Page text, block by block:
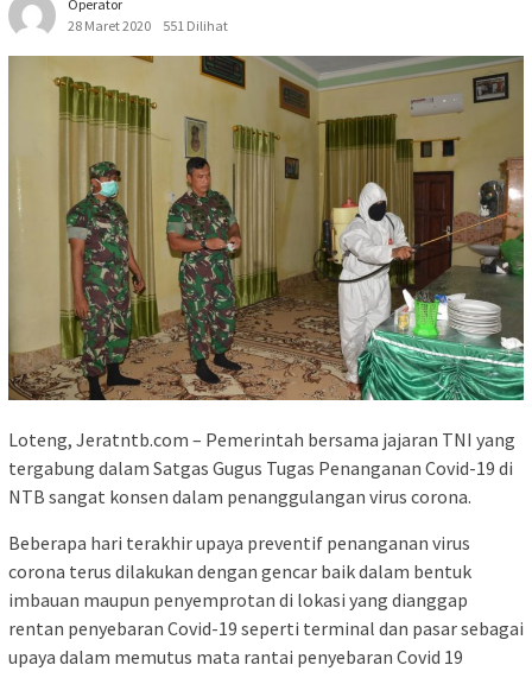
Operator
28 Maret 2020
551 Dilihat
Loteng, Jeratntb.com – Pemerintah bersama jajaran TNI yang
tergabung dalam Satgas Gugus Tugas Penanganan Covid-19 di
NTB sangat konsen dalam penanggulangan virus corona.
Beberapa hari terakhir upaya preventif penanganan virus
corona terus dilakukan dengan gencar baik dalam bentuk
imbauan maupun penyemprotan di lokasi yang dianggap
rentan penyebaran Covid-19 seperti terminal dan pasar sebagai
upaya dalam memutus mata rantai penyebaran Covid 19